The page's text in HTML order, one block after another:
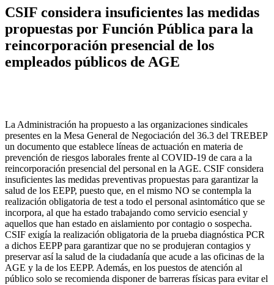
CSIF considera insuficientes las medidas
propuestas por Función Pública para la
reincorporación presencial de los
empleados públicos de AGE
La Administración ha propuesto a las organizaciones sindicales
presentes en la Mesa General de Negociación del 36.3 del TREBEP
un documento que establece líneas de actuación en materia de
prevención de riesgos laborales frente al COVID-19 de cara a la
reincorporación presencial del personal en la AGE. CSIF considera
insuficientes las medidas preventivas propuestas para garantizar la
salud de los EEPP, puesto que, en el mismo NO se contempla la
realización obligatoria de test a todo el personal asintomático que se
incorpora, al que ha estado trabajando como servicio esencial y
aquellos que han estado en aislamiento por contagio o sospecha.
CSIF exigía la realización obligatoria de la prueba diagnóstica PCR
a dichos EEPP para garantizar que no se produjeran contagios y
preservar así la salud de la ciudadanía que acude a las oficinas de la
AGE y la de los EEPP. Además, en los puestos de atención al
público solo se recomienda disponer de barreras físicas para evitar el